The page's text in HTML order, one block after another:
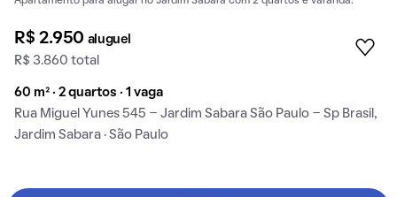
R$ 2.950 aluguel
R$ 3.860 total
60 m² · 2 quartos · 1 vaga
Rua Miguel Yunes 545 - Jardim Sabara São Paulo - Sp Brasil,
Jardim Sabara · São Paulo